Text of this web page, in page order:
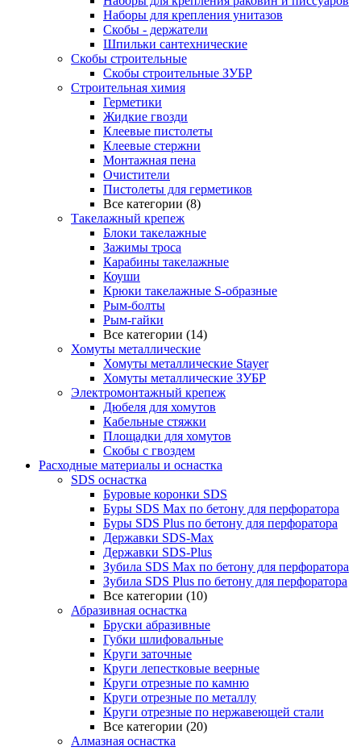
Наборы для крепления унитазов
Скобы - держатели
Шпильки сантехнические
Скобы строительные
Скобы строительные ЗУБР
Строительная химия
Герметики
Жидкие гвозди
Клеевые пистолеты
Клеевые стержни
Монтажная пена
Очистители
Пистолеты для герметиков
Все категории (8)
Такелажный крепеж
Блоки такелажные
Зажимы троса
Карабины такелажные
Коуши
Крюки такелажные S-образные
Рым-болты
Рым-гайки
Все категории (14)
Хомуты металлические
Хомуты металлические Stayer
Хомуты металлические ЗУБР
Электромонтажный крепеж
Дюбеля для хомутов
Кабельные стяжки
Площадки для хомутов
Скобы с гвоздем
Расходные материалы и оснастка
SDS оснастка
Буровые коронки SDS
Буры SDS Max по бетону для перфоратора
Буры SDS Plus по бетону для перфоратора
Державки SDS-Max
Державки SDS-Plus
Зубила SDS Mах по бетону для перфоратора
Зубила SDS Plus по бетону для перфоратора
Все категории (10)
Абразивная оснастка
Бруски абразивные
Губки шлифовальные
Круги заточные
Круги лепестковые веерные
Круги отрезные по камню
Круги отрезные по металлу
Круги отрезные по нержавеющей стали
Все категории (20)
Алмазная оснастка